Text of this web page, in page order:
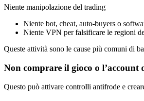
Niente manipolazione del trading
Niente bot, cheat, auto-buyers o
Niente VPN per falsificare le regioni
Queste attività sono le cause più comuni di
Non comprare il gioco o l’account
Questo può attivare controlli antifrode e